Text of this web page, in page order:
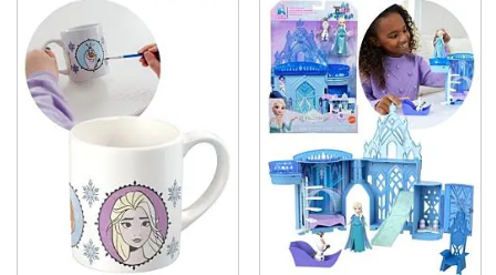
Klistermärken
Detaljer:
Mått: 29 cm (H)
Ålder: från 3 år
JBG60
194735280377
Varumärke Disney Frost